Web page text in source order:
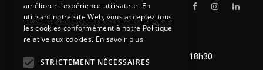
Lundi de 14h à 18h30
Mardi à vendredi de 9h à 12h et de 14h à 18h30
améliorer l'expérience utilisateur. En
utilisant notre site Web, vous acceptez tous
les cookies conformément à notre Politique
relative aux cookies. En savoir plus
STRICTEMENT NÉCESSAIRES